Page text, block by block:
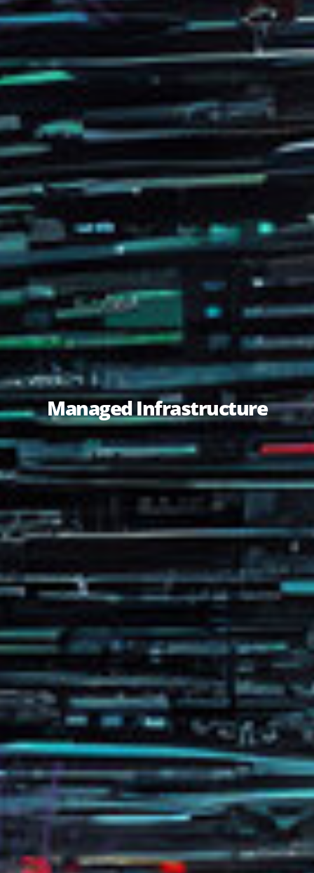
Managed Infrastructure